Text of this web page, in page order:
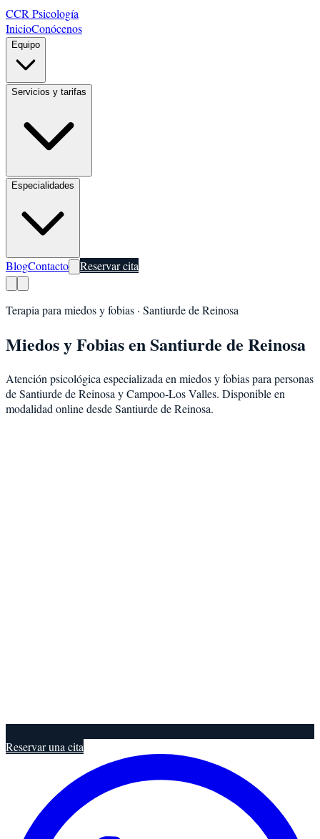
CCR Psicología
InicioConócenos
Equipo
Servicios y tarifas
Especialidades
BlogContacto Reservar cita
Terapia para miedos y fobias · Santiurde de Reinosa
Miedos y FobiasenSantiurde de Reinosa
Atención psicológica especializada en miedos y fobiaspara personas
deSantiurde de Reinosa yCampoo-Los Valles. Disponible en
modalidad online desde Santiurde de Reinosa.
Reservar una cita